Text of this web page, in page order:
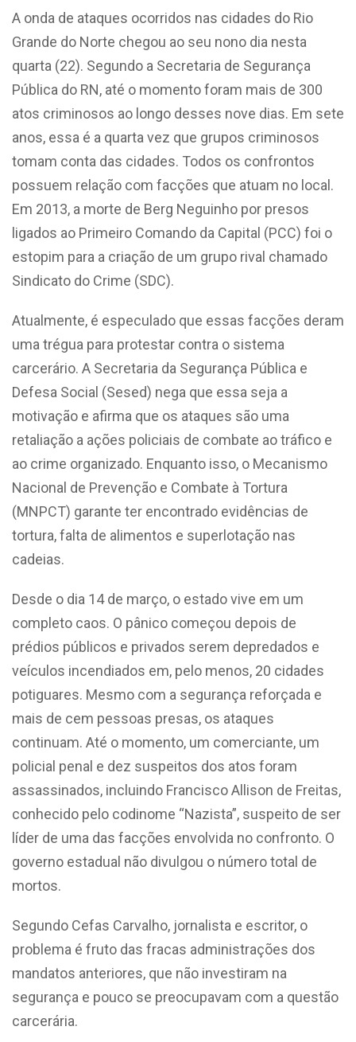
A onda de ataques ocorridos nas cidades do Rio
Grande do Norte chegou ao seu nono dia nesta
quarta (22). Segundo a Secretaria de Segurança
Pública do RN, até o momento foram mais de 300
atos criminosos ao longo desses nove dias. Em sete
anos, essa é a quarta vez que grupos criminosos
tomam conta das cidades. Todos os confrontos
possuem relação com facções que atuam no local.
Em 2013, a morte de Berg Neguinho por presos
ligados ao Primeiro Comando da Capital (PCC) foi o
estopim para a criação de um grupo rival chamado
Sindicato do Crime (SDC).
Atualmente, é especulado que essas facções deram
uma trégua para protestar contra o sistema
carcerário. A Secretaria da Segurança Pública e
Defesa Social (Sesed) nega que essa seja a
motivação e afirma que os ataques são uma
retaliação a ações policiais de combate ao tráfico e
ao crime organizado. Enquanto isso, o Mecanismo
Nacional de Prevenção e Combate à Tortura
(MNPCT) garante ter encontrado evidências de
tortura, falta de alimentos e superlotação nas
cadeias.
Desde o dia 14 de março, o estado vive em um
completo caos. O pânico começou depois de
prédios públicos e privados serem depredados e
veículos incendiados em, pelo menos, 20 cidades
potiguares. Mesmo com a segurança reforçada e
mais de cem pessoas presas, os ataques
continuam. Até o momento, um comerciante, um
policial penal e dez suspeitos dos atos foram
assassinados, incluindo Francisco Allison de Freitas,
conhecido pelo codinome “Nazista”, suspeito de ser
líder de uma das facções envolvida no confronto. O
governo estadual não divulgou o número total de
mortos.
Segundo Cefas Carvalho, jornalista e escritor, o
problema é fruto das fracas administrações dos
mandatos anteriores, que não investiram na
segurança e pouco se preocupavam com a questão
carcerária.